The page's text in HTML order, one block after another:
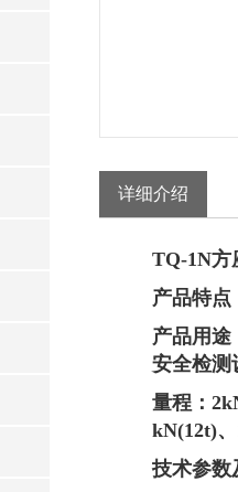
详细介绍
TQ-1N方
产品特点
产品用途
安全检测
量程： 2
kN(12t)、
技术参数